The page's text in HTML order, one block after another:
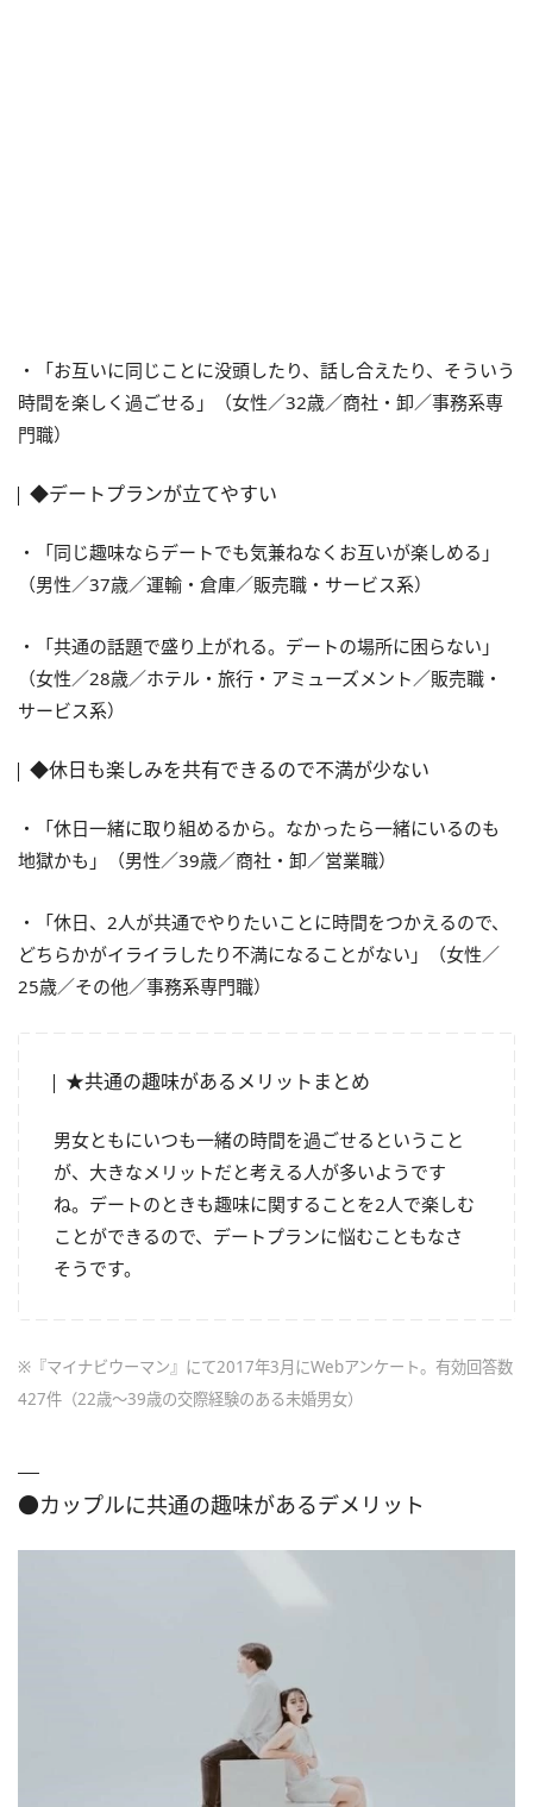
・「お互いに同じことに没頭したり、話し合えたり、そういう
時間を楽しく過ごせる」（女性／32歳／商社・卸／事務系専
門職）
◆デートプランが立てやすい
・「同じ趣味ならデートでも気兼ねなくお互いが楽しめる」
（男性／37歳／運輸・倉庫／販売職・サービス系）
・「共通の話題で盛り上がれる。デートの場所に困らない」
（女性／28歳／ホテル・旅行・アミューズメント／販売職・
サービス系）
◆休日も楽しみを共有できるので不満が少ない
・「休日一緒に取り組めるから。なかったら一緒にいるのも
地獄かも」（男性／39歳／商社・卸／営業職）
・「休日、2人が共通でやりたいことに時間をつかえるので、
どちらかがイライラしたり不満になることがない」（女性／
25歳／その他／事務系専門職）
★共通の趣味があるメリットまとめ
男女ともにいつも一緒の時間を過ごせるということ
が、大きなメリットだと考える人が多いようです
ね。デートのときも趣味に関することを2人で楽しむ
ことができるので、デートプランに悩むこともなさ
そうです。
※『マイナビウーマン』にて2017年3月にWebアンケート。有効回答数
427件（22歳～39歳の交際経験のある未婚男女）
●カップルに共通の趣味があるデメリット